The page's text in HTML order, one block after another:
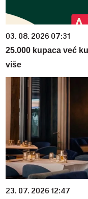
03. 08. 2026 07:31
25.000 kupaca već
više
23. 07. 2026 12:47